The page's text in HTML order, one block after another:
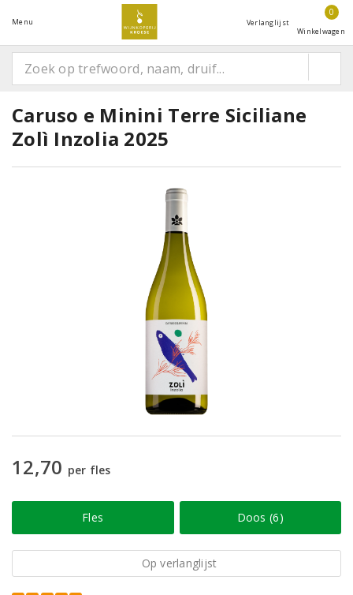
Menu Verlanglijst
0
Winkelwagen
Caruso e Minini Terre Siciliane
Zolì Inzolia 2025
12,70 per fles
Fles Doos (6)
Op verlanglijst